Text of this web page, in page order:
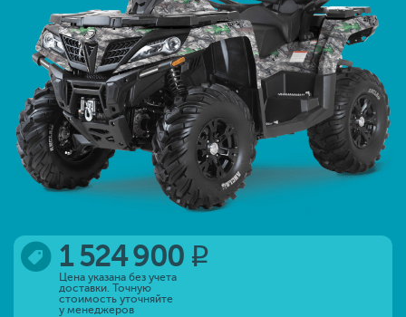
1 524 900 q
Цена указана без учета
доставки. Точную
стоимость уточняйте
у менеджеров